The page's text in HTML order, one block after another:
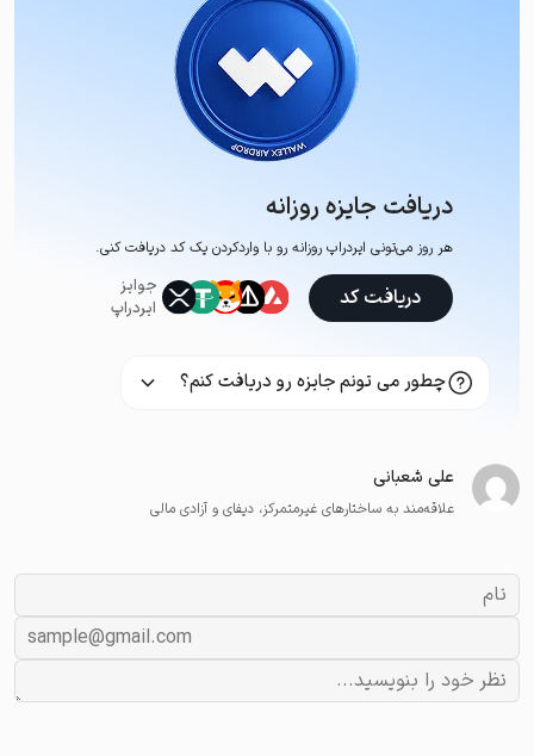
دریافت جایزه روزانه
هر روز می‌تونی ایردراپ روزانه رو با وارد‌کردن یک کد دریافت کنی.
جوایز
ایردراپ
دریافت کد
چطور می تونم جایزه رو دریافت کنم؟
علی شعبانی
علاقه‌مند به ساختارهای غیرمتمرکز، دیفای و آزادی مالی